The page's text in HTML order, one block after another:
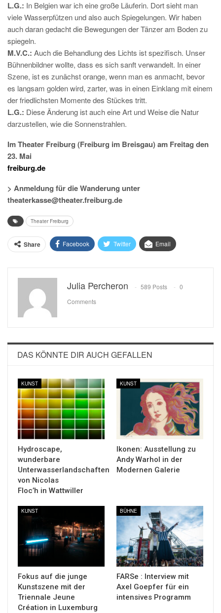
L.G.: In Belgien war ich eine große Läuferin. Dort sieht man
viele Wasserpfützen und also auch Spiegelungen. Wir haben
auch daran gedacht die Bewegungen der Tänzer am Boden zu
spiegeln.
M.V.C.: Auch die Behandlung des Lichts ist spezifisch. Unser
Bühnenbildner wollte, dass es sich sanft verwandelt. In einer
Szene, ist es zunächst orange, wenn man es anmacht, bevor
es langsam golden wird, zarter, was in einen Einklang mit einem
der friedlichsten Momente des Stückes tritt.
L.G.: Diese Änderung ist auch eine Art und Weise die Natur
darzustellen, wie die Sonnenstrahlen.
Im Theater Freiburg (Freiburg im Breisgau) am Freitag den
23. Mai
freiburg.de
> Anmeldung für die Wanderung unter
theaterkasse@theater.freiburg.de
Theater Freiburg
Share Facebook Twitter Email
Julia Percheron 589 Posts
0
Comments
DAS KÖNNTE DIR AUCH GEFALLEN
KUNST
Hydroscape,
wunderbare
Unterwasserlandschaften
von Nicolas
Floc’h in Wattwiller
KUNST
Ikonen: Ausstellung zu
Andy Warhol in der
Modernen Galerie
KUNST
Fokus auf die junge
Kunstszene mit der
Triennale Jeune
Création in Luxemburg
BÜHNE
FARSe : Interview mit
Axel Goepfer für ein
intensives Programm